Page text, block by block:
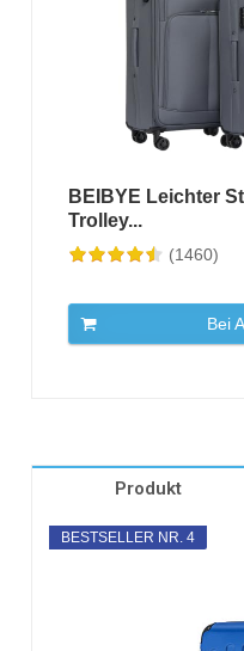
BEIBYE Leichter
Trolley...
(1460)
Bei
Produkt
BESTSELLER NR. 4